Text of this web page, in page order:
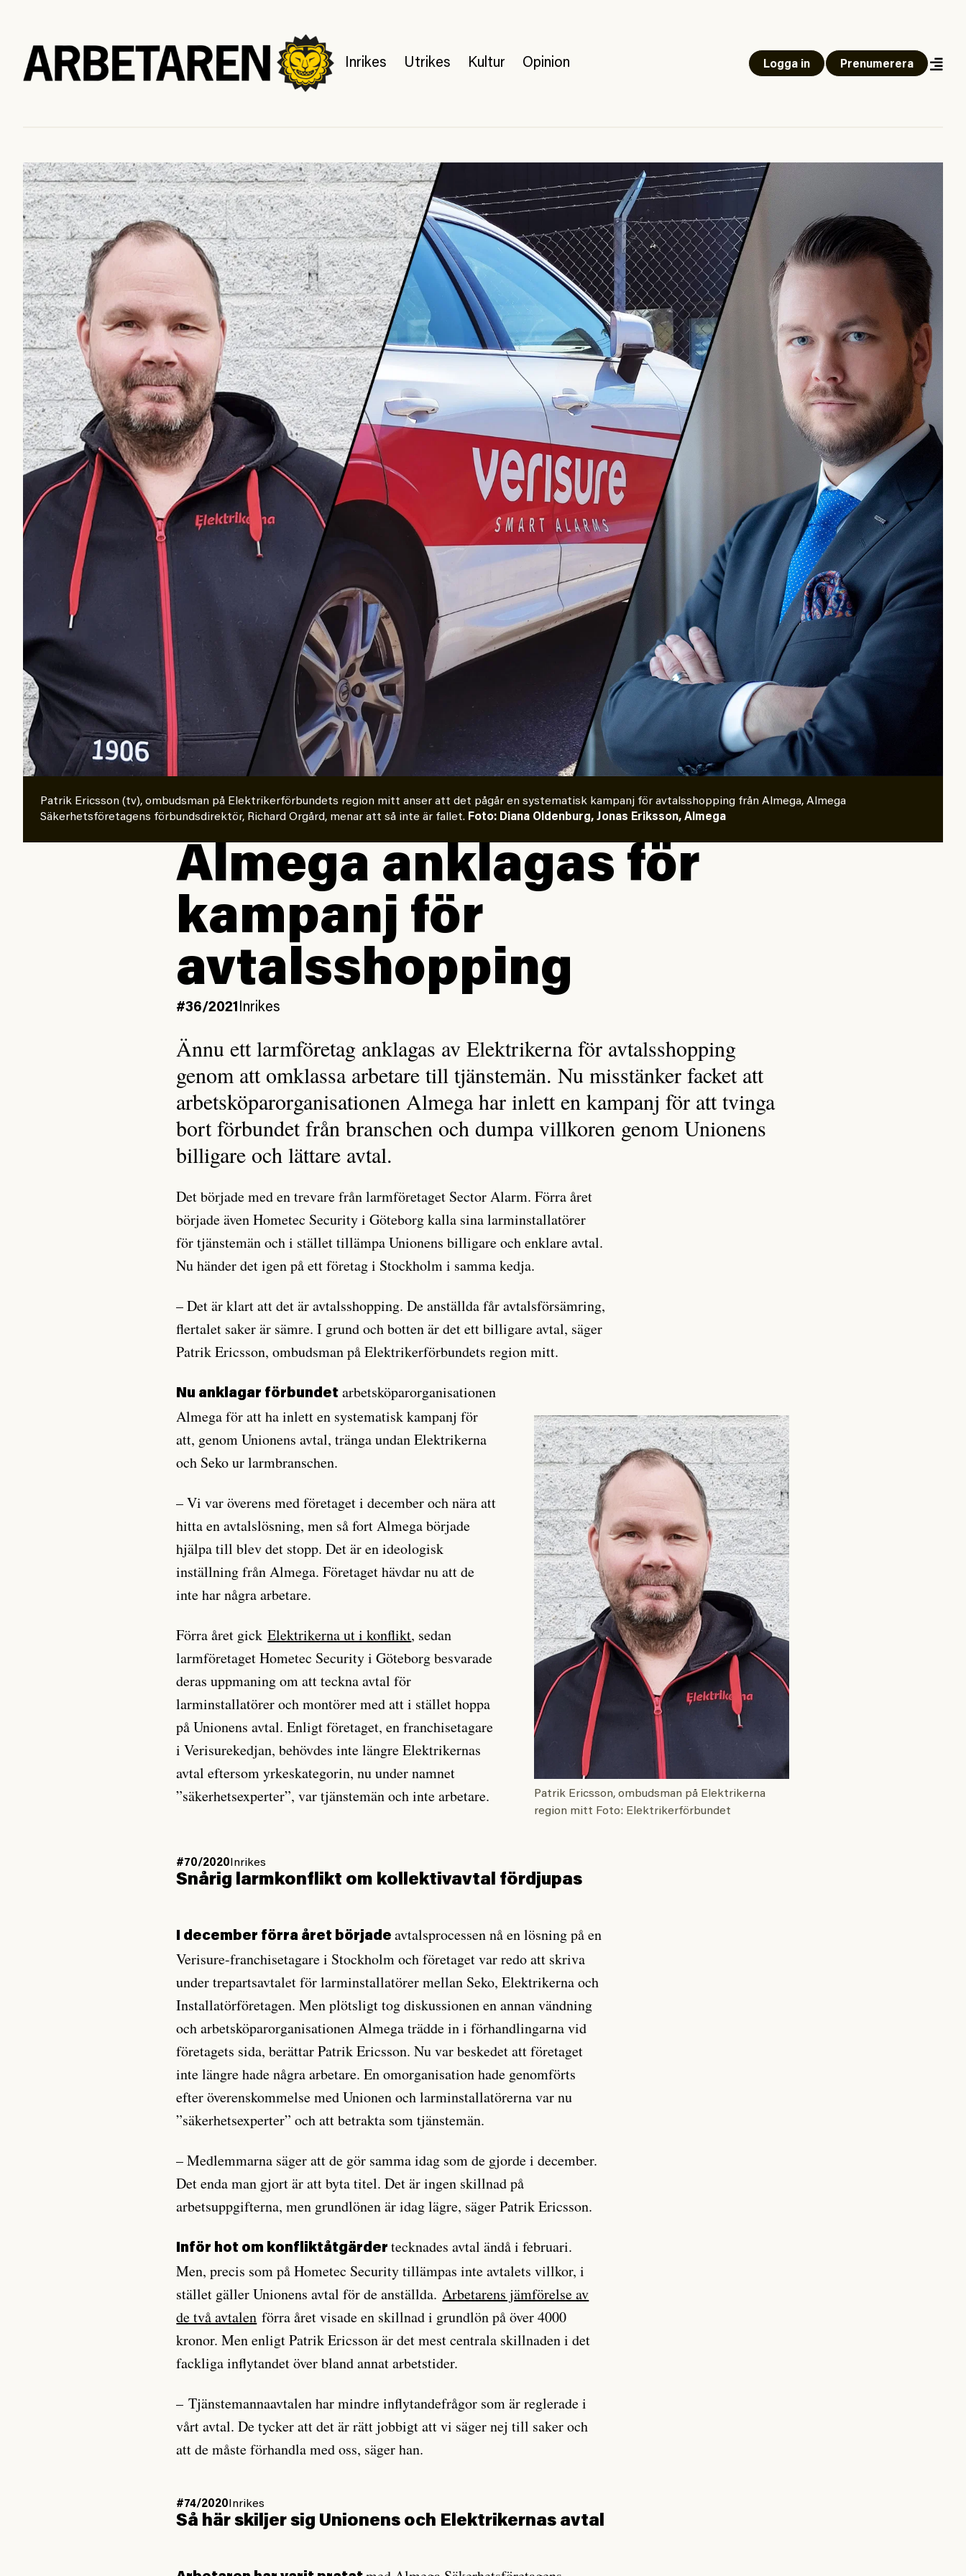
Inrikes Utrikes Kultur Opinion Logga in Prenumerera
Patrik Ericsson (tv), ombudsman på Elektrikerförbundets region mitt anser att det pågår en systematisk kampanj för avtalsshopping från Almega, Almega
Säkerhetsföretagens förbundsdirektör, Richard Orgård, menar att så inte är fallet. Foto: Diana Oldenburg, Jonas Eriksson, Almega
Almega anklagas för
kampanj för
avtalsshopping
#36/2021 Inrikes
Ännu ett larmföretag anklagas av Elektrikerna för avtalsshopping
genom att omklassa arbetare till tjänstemän. Nu misstänker facket att
arbetsköparorganisationen Almega har inlett en kampanj för att tvinga
bort förbundet från branschen och dumpa villkoren genom Unionens
billigare och lättare avtal.
Det började med en trevare från larmföretaget Sector Alarm. Förra året
började även Hometec Security i Göteborg kalla sina larminstallatörer
för tjänstemän och i stället tillämpa Unionens billigare och enklare avtal.
Nu händer det igen på ett företag i Stockholm i samma kedja.
– Det är klart att det är avtalsshopping. De anställda får avtalsförsämring,
flertalet saker är sämre. I grund och botten är det ett billigare avtal, säger
Patrik Ericsson, ombudsman på Elektrikerförbundets region mitt.
Patrik Ericsson, ombudsman på Elektrikerna
region mitt Foto: Elektrikerförbundet
Nu anklagar förbundet arbetsköparorganisationen
Almega för att ha inlett en systematisk kampanj för
att, genom Unionens avtal, tränga undan Elektrikerna
och Seko ur larmbranschen.
– Vi var överens med företaget i december och nära att
hitta en avtalslösning, men så fort Almega började
hjälpa till blev det stopp. Det är en ideologisk
inställning från Almega. Företaget hävdar nu att de
inte har några arbetare.
Förra året gickElektrikerna ut i konflikt, sedan
larmföretaget Hometec Security i Göteborg besvarade
deras uppmaning om att teckna avtal för
larminstallatörer och montörer med att i stället hoppa
på Unionens avtal. Enligt företaget, en franchisetagare
i Verisurekedjan, behövdes inte längre Elektrikernas
avtal eftersom yrkeskategorin, nu under namnet
”säkerhetsexperter”, var tjänstemän och inte arbetare.
#70/2020 Inrikes
Snårig larmkonflikt om kollektivavtal fördjupas
I december förra året börjadeavtalsprocessen nå en lösning på en
Verisure-franchisetagare i Stockholm och företaget var redo att skriva
under trepartsavtalet för larminstallatörer mellan Seko, Elektrikerna och
Installatörföretagen. Men plötsligt tog diskussionen en annan vändning
och arbetsköparorganisationen Almega trädde in i förhandlingarna vid
företagets sida, berättar Patrik Ericsson. Nu var beskedet att företaget
inte längre hade några arbetare. En omorganisation hade genomförts
efter överenskommelse med Unionen och larminstallatörerna var nu
”säkerhetsexperter” och att betrakta som tjänstemän.
– Medlemmarna säger att de gör samma idag som de gjorde i december.
Det enda man gjort är att byta titel. Det är ingen skillnad på
arbetsuppgifterna, men grundlönen är idag lägre, säger Patrik Ericsson.
Inför hot om konfliktåtgärdertecknades avtal ändå i februari.
Men, precis som på Hometec Security tillämpas inte avtalets villkor, i
stället gäller Unionens avtal för de anställda.Arbetarens jämförelse av
de två avtalen förra året visade en skillnad i grundlön på över 4000
kronor. Men enligt Patrik Ericsson är det mest centrala skillnaden i det
fackliga inflytandet över bland annat arbetstider.
– Tjänstemannaavtalen har mindre inflytandefrågor som är reglerade i
vårt avtal. De tycker att det är rätt jobbigt att vi säger nej till saker och
att de måste förhandla med oss, säger han.
#74/2020 Inrikes
Så här skiljer sig Unionens och Elektrikernas avtal